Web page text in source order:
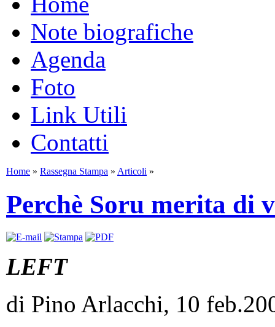
Note biografiche
Agenda
Foto
Link Utili
Contatti
Home » Rassegna Stampa » Articoli »
Perchè Soru merita di
LEFT
di Pino Arlacchi, 10